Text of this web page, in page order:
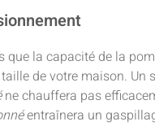
que la capacité de la
de votre maison. Un
ne chauffera pas
entraînera un